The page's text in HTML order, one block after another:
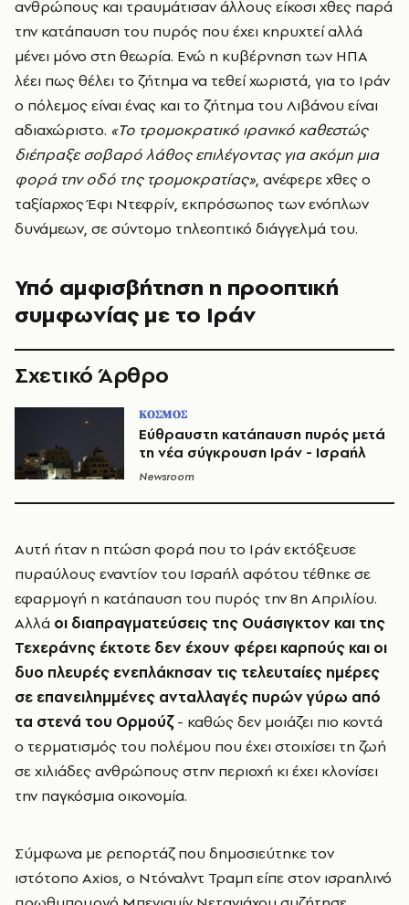
ανθρώπους και τραυμάτισαν άλλους είκοσι χθες παρά
την κατάπαυση του πυρός που έχει κηρυχτεί αλλά
μένει μόνο στη θεωρία. Ενώ η κυβέρνηση των ΗΠΑ
λέει πως θέλει το ζήτημα να τεθεί χωριστά, για το Ιράν
ο πόλεμος είναι ένας και το ζήτημα του Λιβάνου είναι
αδιαχώριστο. «Το τρομοκρατικό ιρανικό καθεστώς
διέπραξε σοβαρό λάθος επιλέγοντας για ακόμη μια
φορά την οδό της τρομοκρατίας», ανέφερε χθες ο
ταξίαρχος Έφι Ντεφρίν, εκπρόσωπος των ενόπλων
δυνάμεων, σε σύντομο τηλεοπτικό διάγγελμά του.
Υπό αμφισβήτηση η προοπτική
συμφωνίας με το Ιράν
Σχετικό Άρθρο
ΚΟΣΜΟΣ
Εύθραυστη κατάπαυση πυρός μετά
τη νέα σύγκρουση Ιράν - Ισραήλ
Newsroom
Αυτή ήταν η πτώση φορά που το Ιράν εκτόξευσε
πυραύλους εναντίον του Ισραήλ αφότου τέθηκε σε
εφαρμογή η κατάπαυση του πυρός την 8η Απριλίου.
Αλλά οι διαπραγματεύσεις της Ουάσιγκτον και της
Τεχεράνης έκτοτε δεν έχουν φέρει καρπούς και οι
δυο πλευρές ενεπλάκησαν τις τελευταίες ημέρες
σε επανειλημμένες ανταλλαγές πυρών γύρω από
τα στενά του Ορμούζ- καθώς δεν μοιάζει πιο κοντά
ο τερματισμός του πολέμου που έχει στοιχίσει τη ζωή
σε χιλιάδες ανθρώπους στην περιοχή κι έχει κλονίσει
την παγκόσμια οικονομία.
Σύμφωνα με ρεπορτάζ που δημοσιεύτηκε τον
ιστότοπο Axios, ο Ντόναλντ Τραμπ είπε στον ισραηλινό